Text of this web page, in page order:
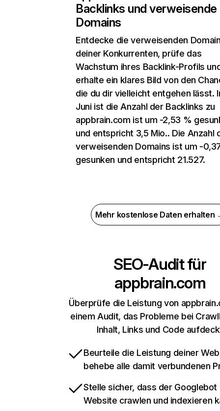
Backlinks und verweisende
Domains
Entdecke die verweisenden
deiner Konkurrenten, prüfe das
Wachstum ihres Backlink-Profils
erhalte ein klares Bild von den
die du dir vielleicht entgehen lässt.
Juni ist die Anzahl der Backlinks zu
appbrain.com ist um -2,53 %
und entspricht 3,5 Mio.. Die Anzahl
verweisenden Domains ist um -
gesunken und entspricht 21.527.
Mehr kostenlose Daten erhalten
SEO-Audit für
appbrain.com
Überprüfe die Leistung von
einem Audit, das Probleme bei
Inhalt, Links und Code
Beurteile die Leistung deiner
behebe alle damit verbundenen
Stelle sicher, dass der Googlebot
Website crawlen und indexieren